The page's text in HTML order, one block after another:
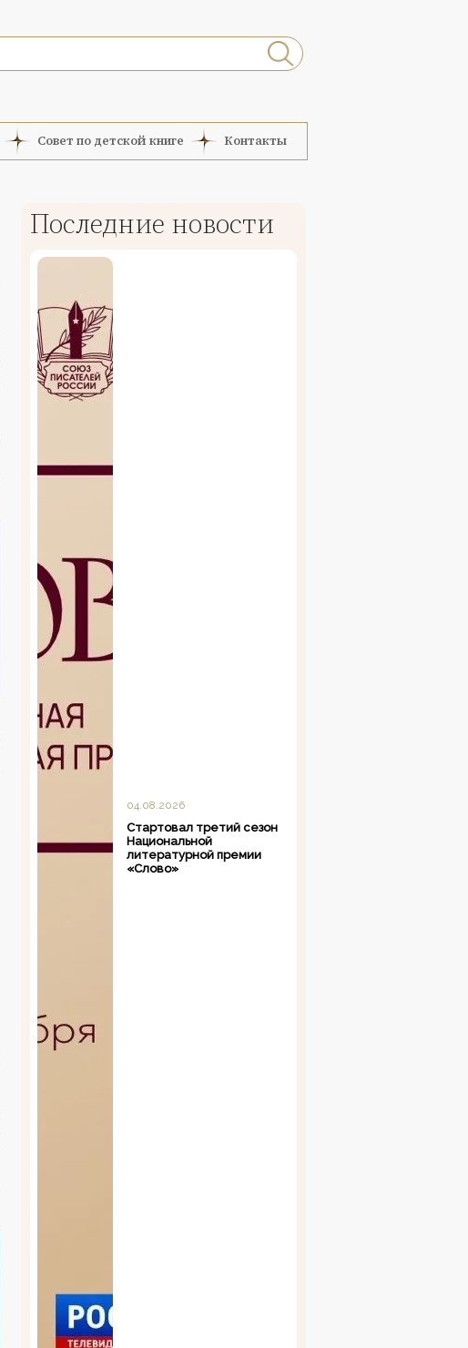
Совет по детской книге Контакты
Последние новости
04.08.2026
Стартовал третий сезон
Национальной
литературной премии
«Слово»